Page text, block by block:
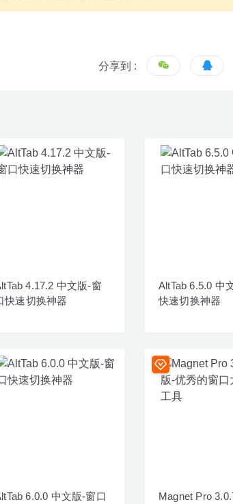
分享到 :
4.17.2 中文版-窗
快速切换神器
AltTab 6.5.0 中
快速切换神器
6.0.0 中文版-窗口
Magnet Pro